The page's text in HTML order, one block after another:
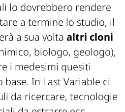
lo dovrebbero rendere
a termine lo studio, il
a sua volta altri cloni
biologo, geologo),
i medesimi quesiti
In Last Variable ci
da ricercare, tecnologie